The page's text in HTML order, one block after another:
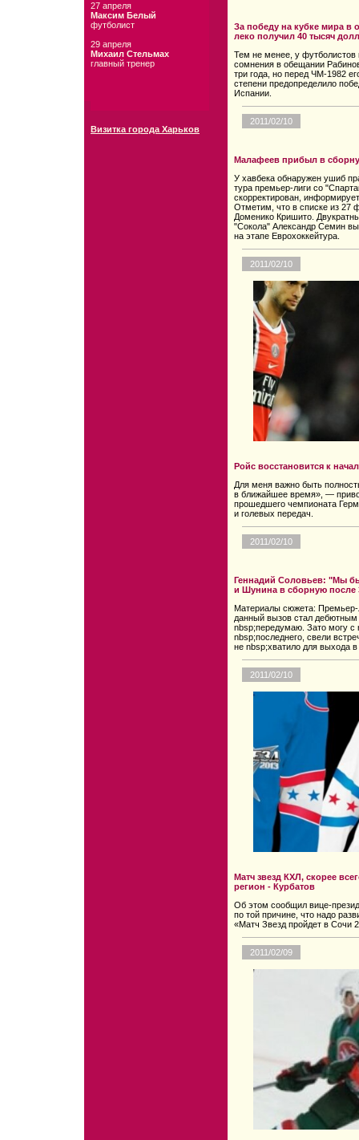
27 апреля
Максим Белый
футболист
29 апреля
Михаил Стельмах
главный тренер
Визитка города Харьков
За победу на кубке мира в
леко получил 40 тысяч
Тем не менее, у футболистов
сомнения в обещании
три года, но перед ЧМ-1982
степени предопределило
Испании.
2011/02/10
Малафеев прибыл в
У хавбека обнаружен ушиб
тура премьер-лиги со
скорректирован,
Отметим, что в списке из 27
Доменико Кришито.
"Сокола" Александр Семин
на этапе Еврохоккейтура.
2011/02/10
Ройс восстановится к
Для меня важно быть
в ближайшее время», —
прошедшего чемпионата
и голевых передач.
2011/02/10
Геннадий Соловьев: "Мы
и Шунина в сборную после
Материалы сюжета: Премьер-
данный вызов стал
nbsp;передумаю. Зато могу с
nbsp;последнего, свели
не nbsp;хватило для выхода
2011/02/10
Матч звезд КХЛ, скорее
регион - Курбатов
Об этом сообщил вице-
по той причине, что надо
«Матч Звезд пройдет в Сочи
2011/02/09